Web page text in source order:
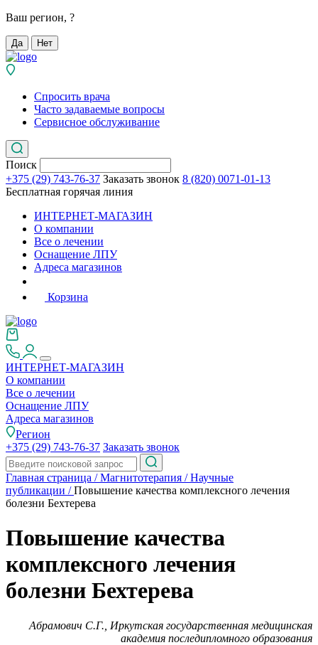
Ваш регион, ?
Да Нет
Спросить врача
Часто задаваемые вопросы
Сервисное обслуживание
Поиск
+375 (29) 743-76-37 Заказать звонок 8 (820) 0071-01-13
Бесплатная горячая линия
ИНТЕРНЕТ-МАГАЗИН
О компании
Все о лечении
Оснащение ЛПУ
Адреса магазинов
Корзина
ИНТЕРНЕТ-МАГАЗИН
О компании
Все о лечении
Оснащение ЛПУ
Адреса магазинов
Регион
+375 (29) 743-76-37 Заказать звонок
Главная страница /Магнитотерапия /Научные
публикации /Повышение качества комплексного лечения
болезни Бехтерева
Повышение качества
комплексного лечения
болезни Бехтерева
Абрамович С.Г., Иркутская государственная медицинская
академия последипломного образования